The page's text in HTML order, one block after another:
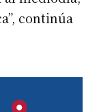
continúa